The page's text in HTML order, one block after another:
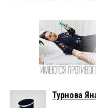
Турнова